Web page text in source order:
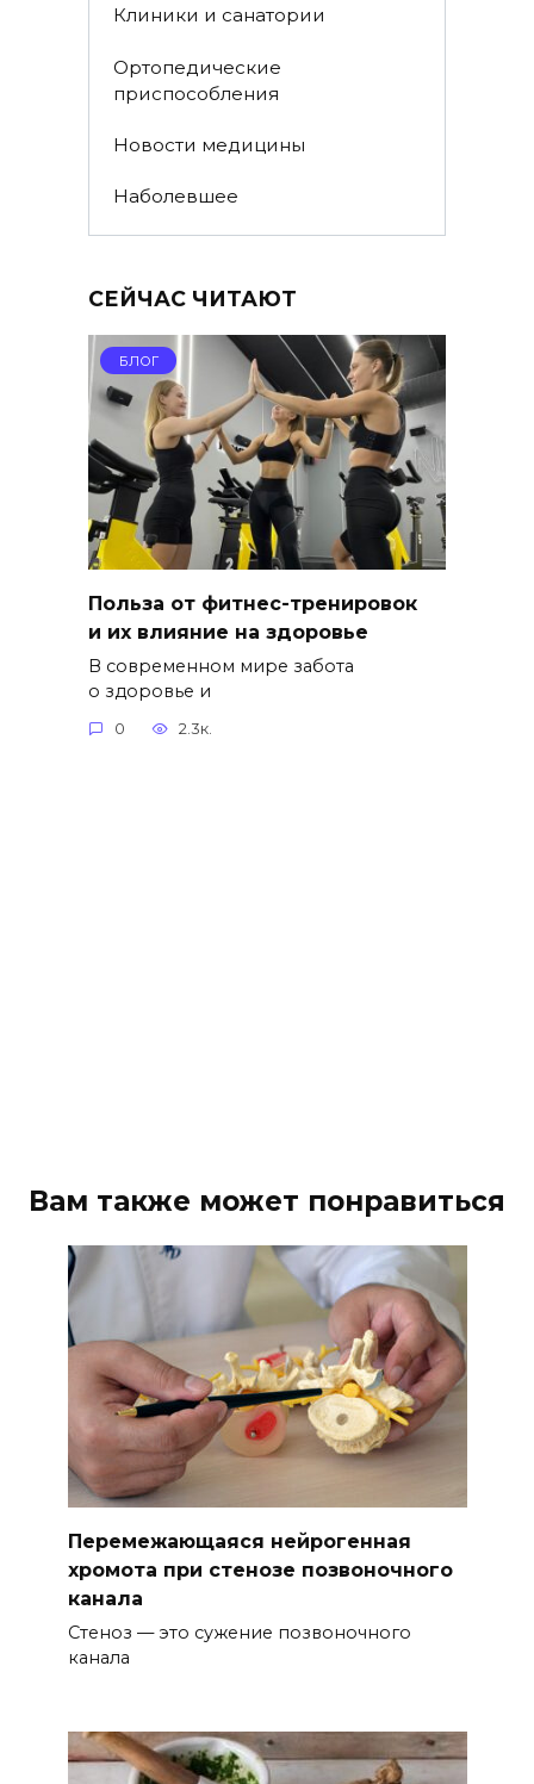
Клиники и санатории
Ортопедические
приспособления
Новости медицины
Наболевшее
СЕЙЧАС ЧИТАЮТ
БЛОГ
Польза от фитнес-тренировок
и их влияние на здоровье
В современном мире забота
о здоровье и
0 2.3к.
Вам также может понравиться
Перемежающаяся нейрогенная
хромота при стенозе позвоночного
канала
Стеноз — это сужение позвоночного
канала